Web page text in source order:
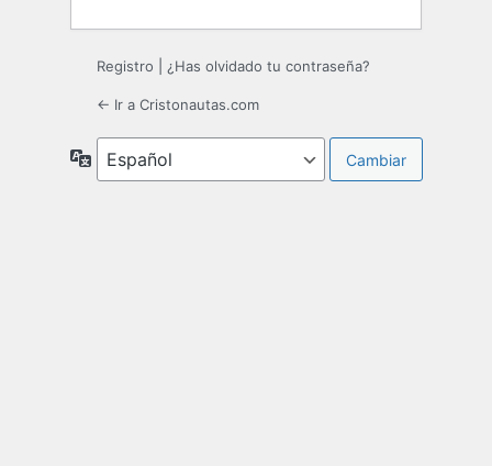
Registro ¿Has olvidado tu contraseña?
← Ir a Cristonautas.com
Idioma